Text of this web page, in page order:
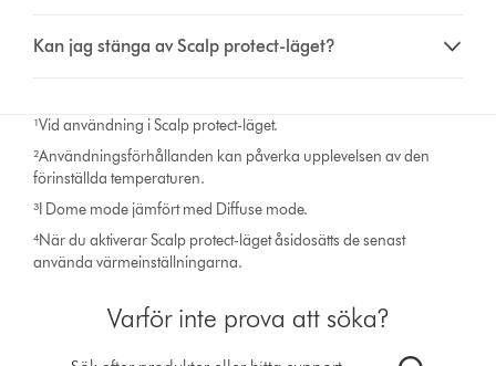
Kan jag stänga av Scalp protect-läget?
¹Vid användning i Scalp protect-läget.
²Användningsförhållanden kan påverka upplevelsen av den
förinställda temperaturen.
³I Dome mode jämfört med Diffuse mode.
⁴När du aktiverar Scalp protect-läget åsidosätts de senast
använda värmeinställningarna.
Varför inte prova att söka?